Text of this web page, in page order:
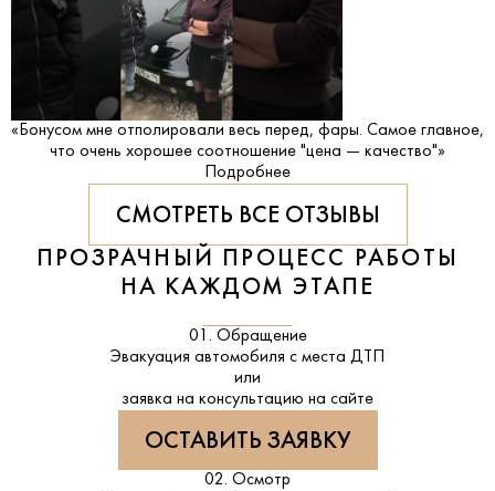
«Бонусом мне отполировали весь перед, фары. Самое главное,
что очень хорошее соотношение "цена — качество"»
Подробнее
СМОТРЕТЬ ВСЕ ОТЗЫВЫ
ПРОЗРАЧНЫЙ ПРОЦЕСС РАБОТЫ
НА КАЖДОМ ЭТАПЕ
01. Обращение
Эвакуация автомобиля с места ДТП
или
заявка на консультацию на сайте
ОСТАВИТЬ ЗАЯВКУ
02. Осмотр